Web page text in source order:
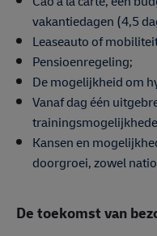
vakantiedagen (4,5
Leaseauto of
Pensioenregeling;
De mogelijkheid om
Vanaf dag één
Kansen en
doorgroei, zowel
De toekomst van